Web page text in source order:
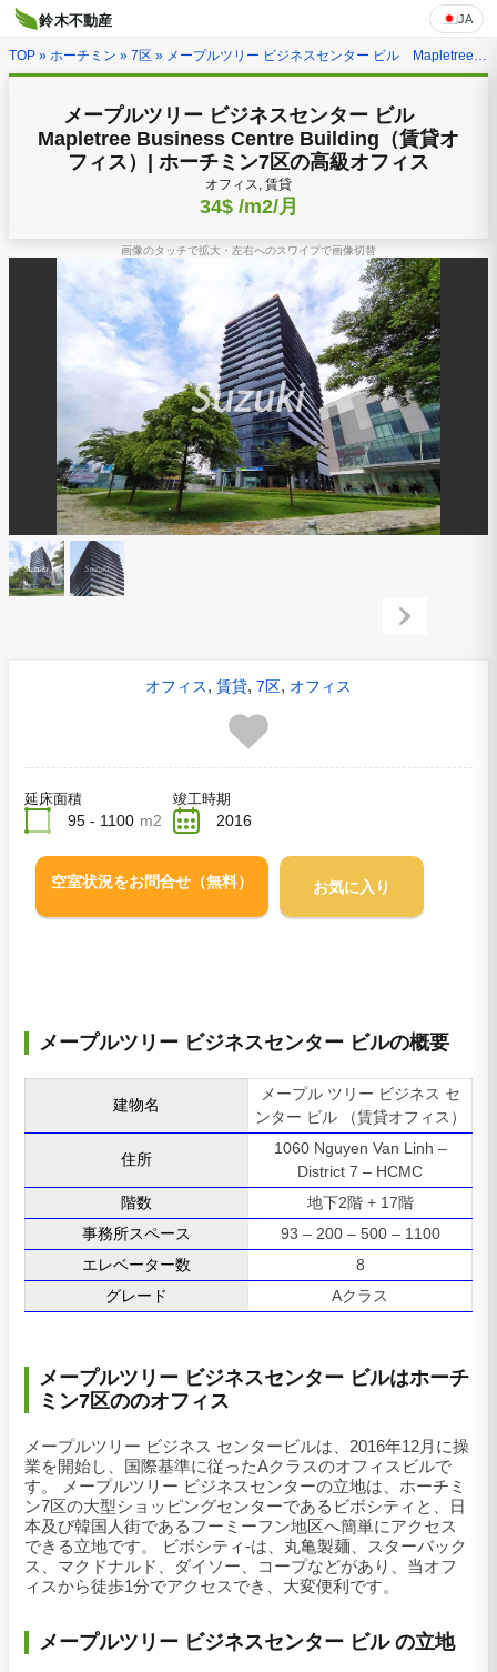
TOP » ホーチミン » 7区 » メープルツリー ビジネスセンター ビル Mapletree Business Centre Building（賃貸オフィス）| ホーチミン7区の高級オフィス
メープルツリー ビジネスセンター ビル
Mapletree Business Centre Building（賃貸オ
フィス）| ホーチミン7区の高級オフィス
オフィス, 賃貸
34$ /m2/月
画像のタッチで拡大・左右へのスワイプで画像切替
オフィス, 賃貸, 7区, オフィス
延床面積
95 - 1100 m2
竣工時期
2016
空室状況をお問合せ（無料） お気に入り
メープルツリー ビジネスセンター ビルの概要
建物名
メープル ツリー ビジネス セ
ンター ビル （賃貸オフィス）
住所
1060 Nguyen Van Linh –
District 7 – HCMC
階数
地下2階 + 17階
事務所スペース
93 – 200 – 500 – 1100
エレベーター数
8
グレード
Aクラス
メープルツリー ビジネスセンター ビルはホーチ
ミン7区ののオフィス
メープルツリー ビジネス センタービルは、2016年12月に操
業を開始し、国際基準に従ったAクラスのオフィスビルで
す。 メープルツリー ビジネスセンターの立地は、ホーチミ
ン7区の大型ショッピングセンターであるビボシティと、日
本及び韓国人街であるフーミーフン地区へ簡単にアクセス
できる立地です。 ビボシティ-は、丸亀製麺、スターバック
ス、マクドナルド、ダイソー、コープなどがあり、当オフ
ィスから徒歩1分でアクセスでき、大変便利です。
メープルツリー ビジネスセンター ビル の立地
鈴木不動産 JA